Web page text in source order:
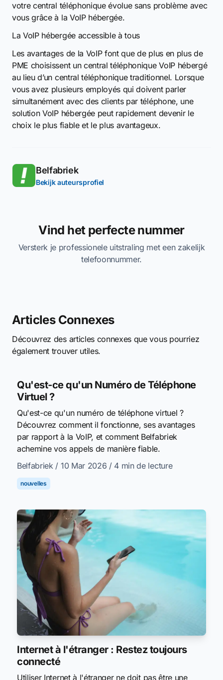
votre central téléphonique évolue sans problème avec
vous grâce à la VoIP hébergée.
La VoIP hébergée accessible à tous
Les avantages de la VoIP font que de plus en plus de
PME choisissent un central téléphonique VoIP hébergé
au lieu d’un central téléphonique traditionnel. Lorsque
vous avez plusieurs employés qui doivent parler
simultanément avec des clients par téléphone, une
solution VoIP hébergée peut rapidement devenir le
choix le plus fiable et le plus avantageux.
Belfabriek
Bekijk auteursprofiel
Vind het perfecte nummer
Versterk je professionele uitstraling met een zakelijk
telefoonnummer.
Articles Connexes
Découvrez des articles connexes que vous pourriez
également trouver utiles.
Qu'est-ce qu'un Numéro de Téléphone
Virtuel ?
Qu'est-ce qu'un numéro de téléphone virtuel ?
Découvrez comment il fonctionne, ses avantages
par rapport à la VoIP, et comment Belfabriek
achemine vos appels de manière fiable.
Belfabriek / 10 Mar 2026 / 4 min de lecture
nouvelles
Internet à l'étranger : Restez toujours
connecté
Utiliser Internet à l'étranger ne doit pas être une